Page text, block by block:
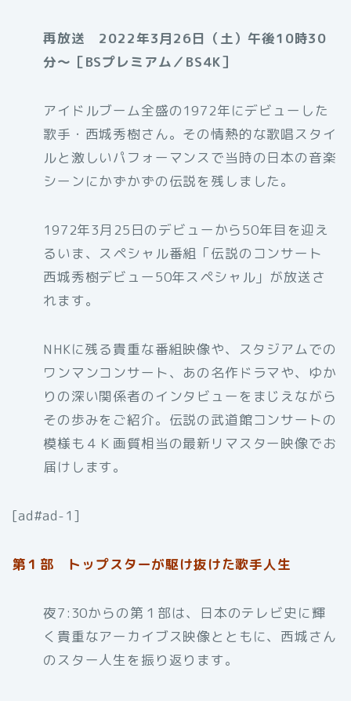
再放送 2022年3月26日（土）午後10時30
分〜［BSプレミアム／BS4K］
アイドルブーム全盛の1972年にデビューした
歌手・西城秀樹さん。その情熱的な歌唱スタイ
ルと激しいパフォーマンスで当時の日本の音楽
シーンにかずかずの伝説を残しました。
1972年3月25日のデビューから50年目を迎え
るいま、スペシャル番組「伝説のコンサート
西城秀樹デビュー50年スペシャル」が放送さ
れます。
NHKに残る貴重な番組映像や、スタジアムでの
ワンマンコンサート、あの名作ドラマや、ゆか
りの深い関係者のインタビューをまじえながら
その歩みをご紹介。伝説の武道館コンサートの
模様も４Ｋ画質相当の最新リマスター映像でお
届けします。
[ad#ad-1]
第１部 トップスターが駆け抜けた歌手人生
夜7:30からの第１部は、日本のテレビ史に輝
く貴重なアーカイブス映像とともに、西城さん
のスター人生を振り返ります。